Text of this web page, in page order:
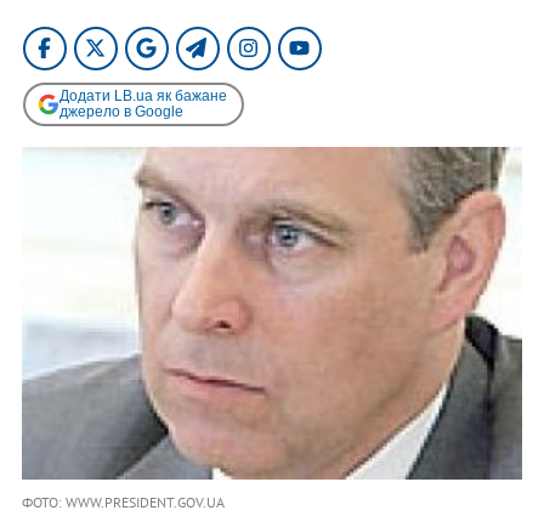
Додати LB.ua як бажане
джерело в Google
ФОТО: WWW.PRESIDENT.GOV.UA